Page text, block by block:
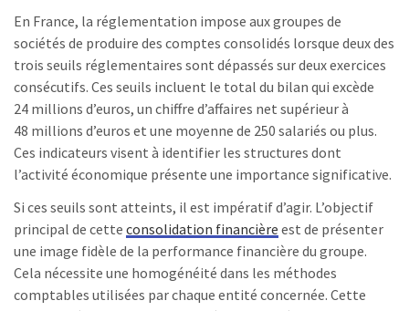
En France, la réglementation impose aux groupes de
sociétés de produire des comptes consolidés lorsque deux des
trois seuils réglementaires sont dépassés sur deux exercices
consécutifs. Ces seuils incluent le total du bilan qui excède
24 millions d’euros, un chiffre d’affaires net supérieur à
48 millions d’euros et une moyenne de 250 salariés ou plus.
Ces indicateurs visent à identifier les structures dont
l’activité économique présente une importance significative.
Si ces seuils sont atteints, il est impératif d’agir. L’objectif
principal de cette consolidation financière est de présenter
une image fidèle de la performance financière du groupe.
Cela nécessite une homogénéité dans les méthodes
comptables utilisées par chaque entité concernée. Cette